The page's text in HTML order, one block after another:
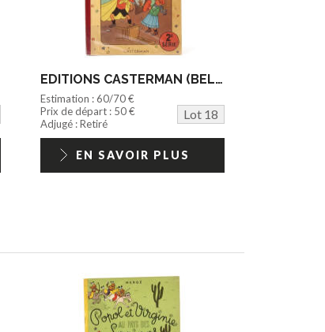
EDITIONS CASTERMAN (BELGIQUE) (1)
Estimation : 60/70 €
Prix de départ : 50 €
Lot 18
Adjugé : Retiré
EN SAVOIR PLUS